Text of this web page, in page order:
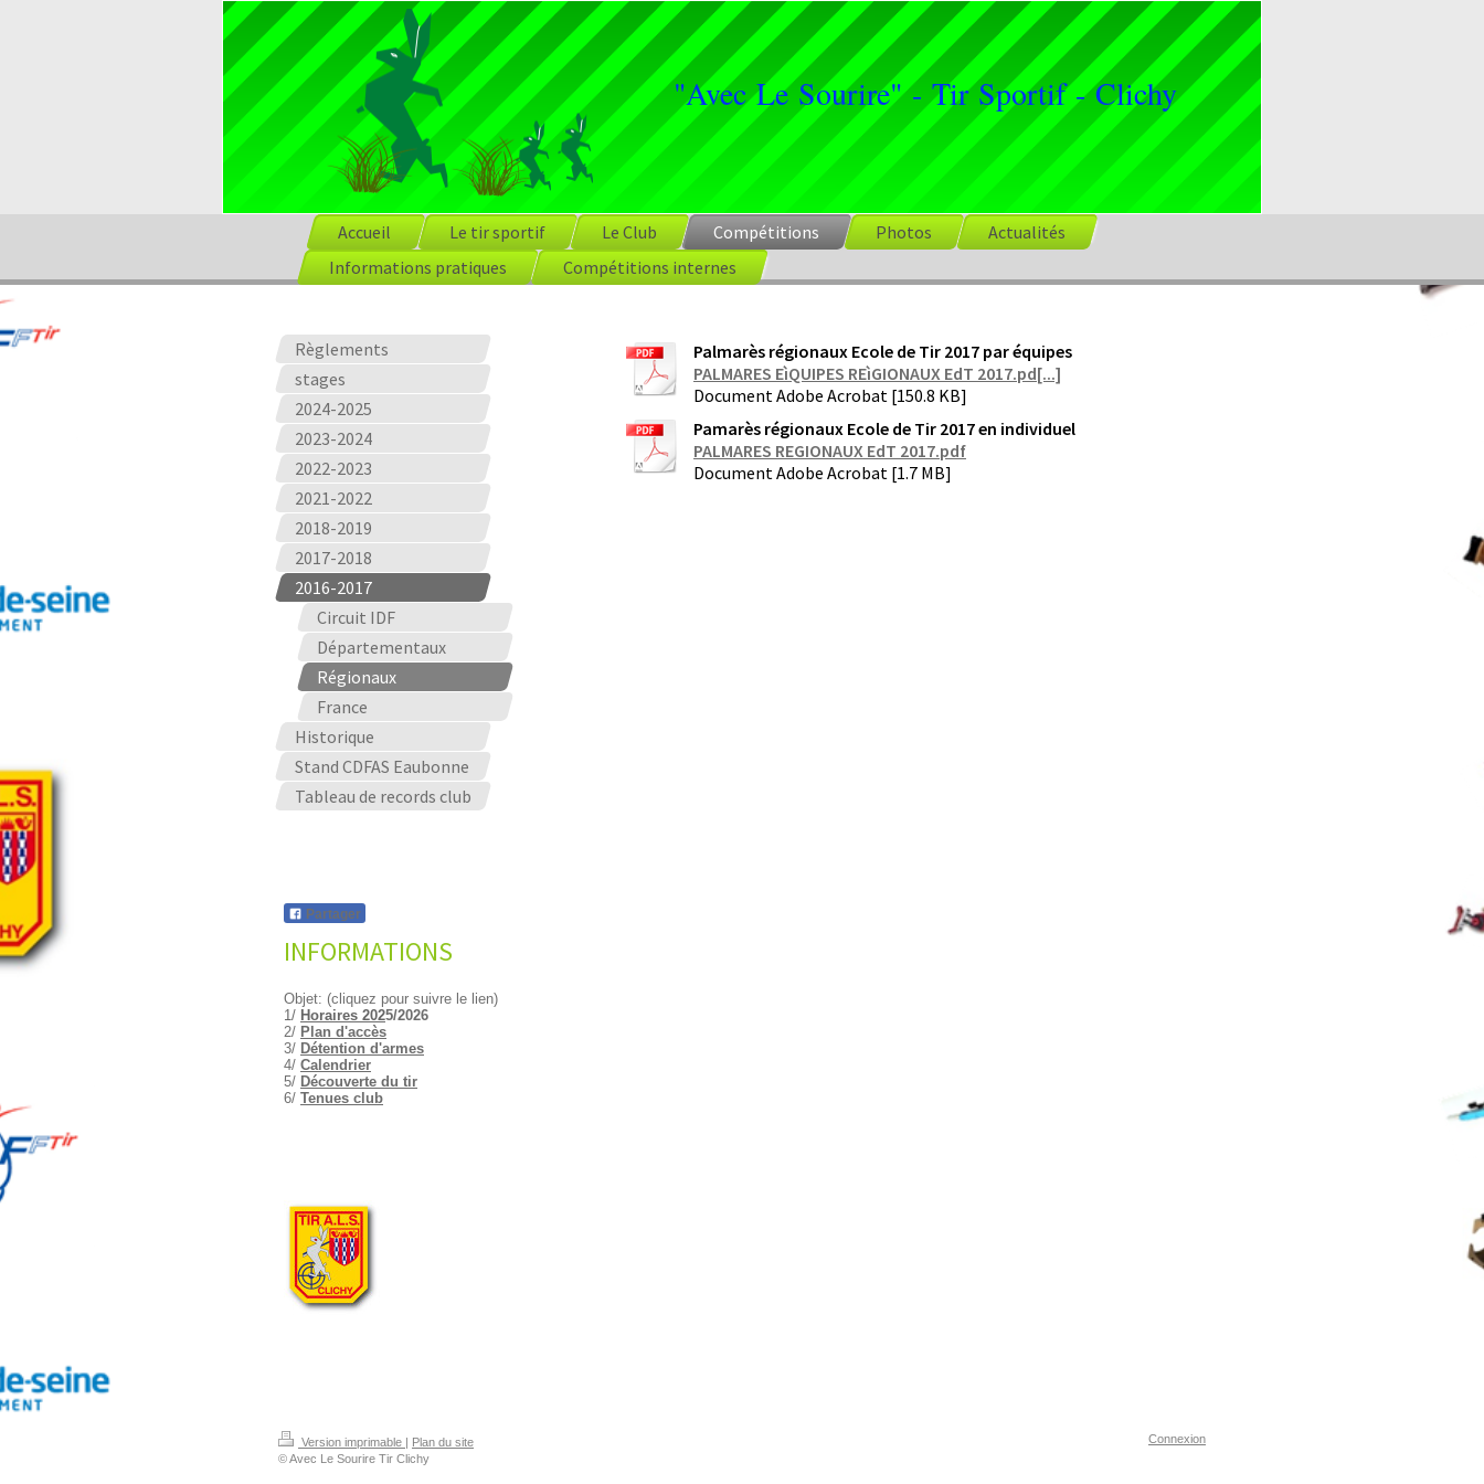
"Avec Le Sourire" - Tir Sportif - Clichy
Accueil Le tir sportif Le Club Compétitions Photos
Actualités
Informations pratiques
Compétitions internes
Règlements
stages
2024-2025
2023-2024
2022-2023
2021-2022
2018-2019
2017-2018
2016-2017
Circuit IDF
Départementaux
Régionaux
France
Historique
Stand CDFAS Eaubonne
Tableau de records club
Partager
INFORMATIONS
Objet: (cliquez pour suivre le lien)
1/ Horaires 2025/2026
2/ Plan d'accès
3/ Détention d'armes
4/ Calendrier
5/ Découverte du tir
6/ Tenues club
Palmarès régionaux Ecole de Tir 2017 par équipes
PALMARES EìQUIPES REìGIONAUX EdT 2017.pd[...]
Document Adobe Acrobat [150.8 KB]
Pamarès régionaux Ecole de Tir 2017 en individuel
PALMARES REGIONAUX EdT 2017.pdf
Document Adobe Acrobat [1.7 MB]
Version imprimable | Plan du site
© Avec Le Sourire Tir Clichy
Connexion